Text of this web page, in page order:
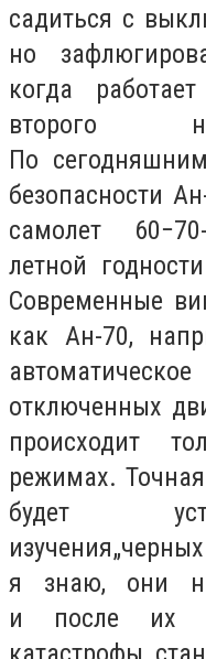
садиться с
но
когда
второго
По
безопасности
самолет
летной
Современные
как Ан-70,
отключенных
происходит
режимах.
будет
изучения„
я знаю, они
и после их